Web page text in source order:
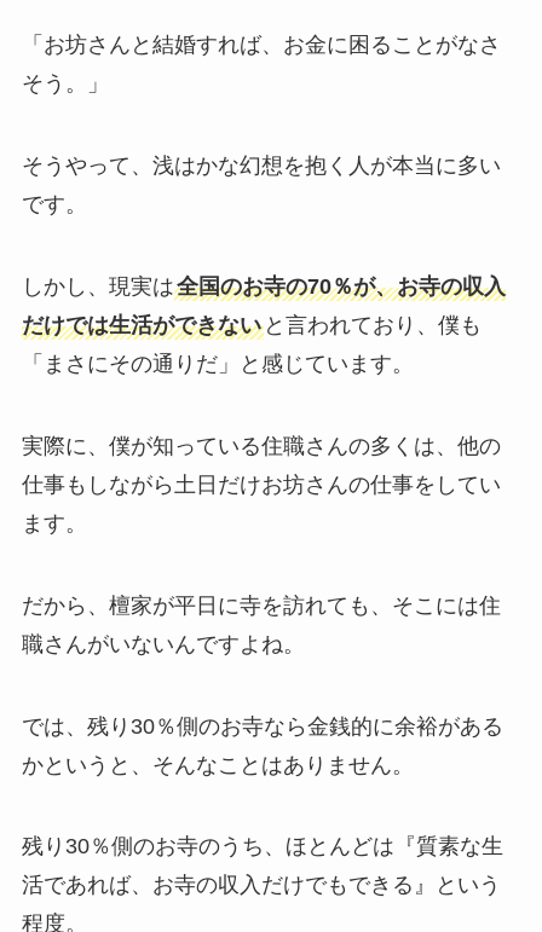
「お坊さんと結婚すれば、お金に困ることがなさ
そう。」
そうやって、浅はかな幻想を抱く人が本当に多い
です。
しかし、現実は全国のお寺の70％が、お寺の収入
だけでは生活ができないと言われており、僕も
「まさにその通りだ」と感じています。
実際に、僕が知っている住職さんの多くは、他の
仕事もしながら土日だけお坊さんの仕事をしてい
ます。
だから、檀家が平日に寺を訪れても、そこには住
職さんがいないんですよね。
では、残り30％側のお寺なら金銭的に余裕がある
かというと、そんなことはありません。
残り30％側のお寺のうち、ほとんどは『質素な生
活であれば、お寺の収入だけでもできる』という
程度。